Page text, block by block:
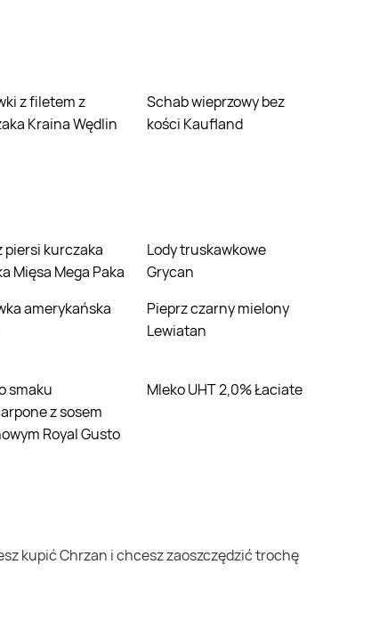
Kraina Wędlin
Schab wieprzowy bez
kości Kaufland
Mięsa Mega Paka
Lody truskawkowe
Grycan
Pieprz czarny mielony
Lewiatan
z sosem
Royal Gusto
Mleko UHT 2,0% Łaciate